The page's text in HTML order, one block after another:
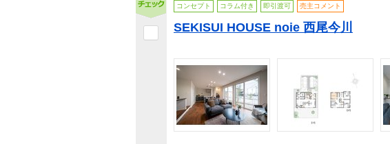
コンセプト コラム付き 即引渡可 売主コメント
SEKISUI HOUSE noie 西尾今川